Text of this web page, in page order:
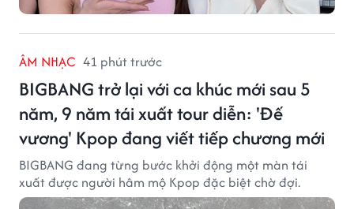
ÂM NHẠC 41 phút trước
BIGBANG trở lại với ca khúc mới sau 5
năm, 9 năm tái xuất tour diễn: 'Đế
vương' Kpop đang viết tiếp chương mới
BIGBANG đang từng bước khởi động một màn tái
xuất được người hâm mộ Kpop đặc biệt chờ đợi.